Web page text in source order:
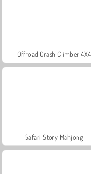
Offroad Crash Climber 4X4
Safari Story Mahjong